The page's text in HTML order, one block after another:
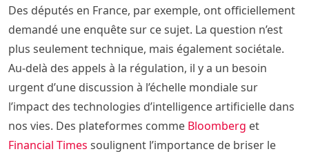
Des députés en France, par exemple, ont officiellement
demandé une enquête sur ce sujet. La question n’est
plus seulement technique, mais également sociétale.
Au-delà des appels à la régulation, il y a un besoin
urgent d’une discussion à l’échelle mondiale sur
l’impact des technologies d’intelligence artificielle dans
nos vies. Des plateformes comme Bloomberg et
Financial Times soulignent l’importance de briser le